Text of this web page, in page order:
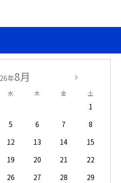
年8月
水 木 金 土
1
5 6 7
8
12 13 14
15
19 20 21
22
26 27 28
29